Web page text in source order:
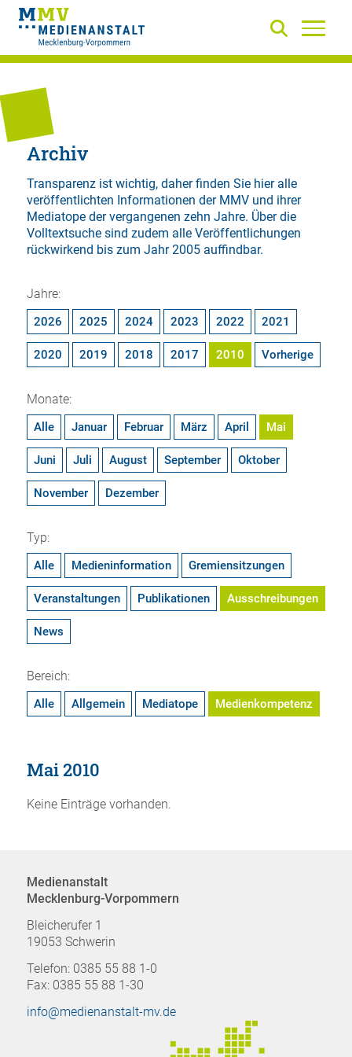
Archiv
Transparenz ist wichtig, daher finden Sie hier alle
veröffentlichten Informationen der MMV und ihrer
Mediatope der vergangenen zehn Jahre. Über die
Volltextsuchesind zudem alle Veröffentlichungen
rückwirkend bis zum Jahr 2005 auffindbar.
Jahre:
2026 2025 2024 2023 2022 2021
2020 2019 2018 2017 2010 Vorherige
Monate:
Alle Januar Februar März April Mai
Juni Juli August September Oktober
November Dezember
Typ:
Alle Medieninformation Gremiensitzungen
Veranstaltungen Publikationen Ausschreibungen
News
Bereich:
Alle Allgemein Mediatope Medienkompetenz
Mai 2010
Keine Einträge vorhanden.
Medienanstalt
Mecklenburg-Vorpommern
Bleicherufer 1
19053 Schwerin
Telefon: 0385 55 88 1-0
Fax: 0385 55 88 1-30
info@medienanstalt-mv.de